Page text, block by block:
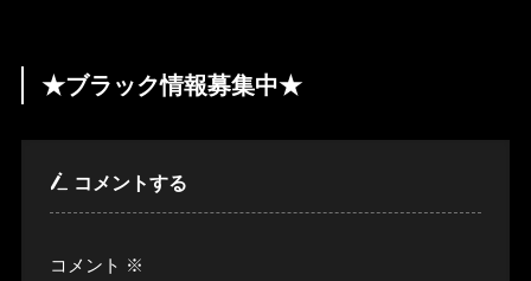
★ブラック情報募集中★
コメントする
コメント ※